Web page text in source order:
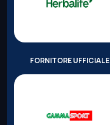
FORNITORE UFFICIALE